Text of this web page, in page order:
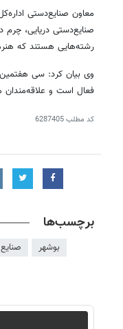
معاون صنایع‌دستی
صنایع‌دستی دریایی، چرم
رشته‌هایی هستند که
فعال است و علاقه‌مندان می‌توانند برای
کد مطلب6287405
برچسب‌ها
بوشهر